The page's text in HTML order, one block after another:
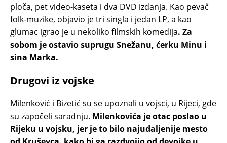
ploča, pet video-kaseta i dva DVD izdanja. Kao pevač
folk-muzike, objavio je tri singla i jedan LP, a kao
glumac igrao je u nekoliko filmskih komedija. Za
sobom je ostavio suprugu Snežanu, ćerku Minu i
sina Marka.
Drugovi iz vojske
Milenković i Bizetić su se upoznali u vojsci, u Rijeci, gde
su započeli saradnju. Milenkovića je otac poslao u
Rijeku u vojsku, jer je to bilo najudaljenije mesto